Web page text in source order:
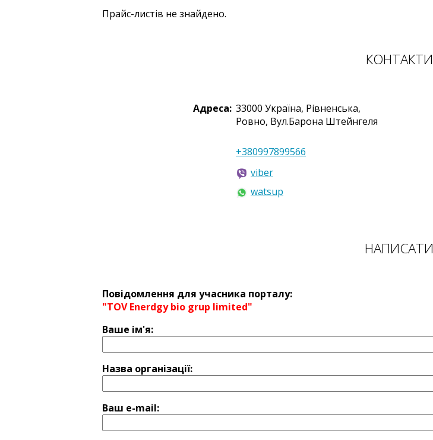
Прайс-листів не знайдено.
КОНТАКТИ
Адреса: 33000 Україна, Рівненська,
Ровно, Вул.Барона Штейнгеля
+380997899566
viber
watsup
НАПИСАТИ
Повідомлення для учасника порталу:
"TOV Enerdgy bio grup limited"
Ваше ім'я:
Назва оргaнізації:
Ваш e-mail: